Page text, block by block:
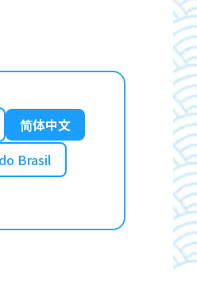
简体中文
Brasil